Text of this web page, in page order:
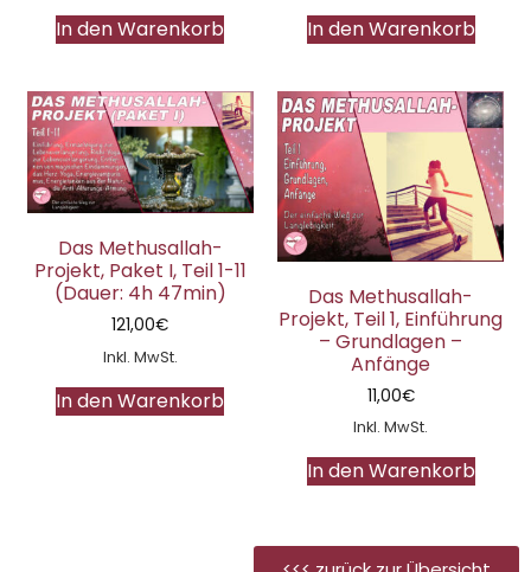
In den Warenkorb In den Warenkorb
Das Methusallah-
Projekt, Paket I, Teil 1-11
(Dauer: 4h 47min)
121,00€
Inkl. MwSt.
In den Warenkorb
Das Methusallah-
Projekt, Teil 1, Einführung
– Grundlagen –
Anfänge
11,00€
Inkl. MwSt.
In den Warenkorb